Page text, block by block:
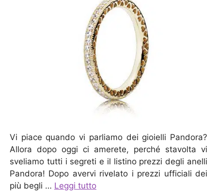
Vi piace quando vi parliamo dei gioielli Pandora?
Allora dopo oggi ci amerete, perché stavolta vi
sveliamo tutti i segreti e il listino prezzi degli anelli
Pandora! Dopo avervi rivelato i prezzi ufficiali dei
più begli … Leggi tutto